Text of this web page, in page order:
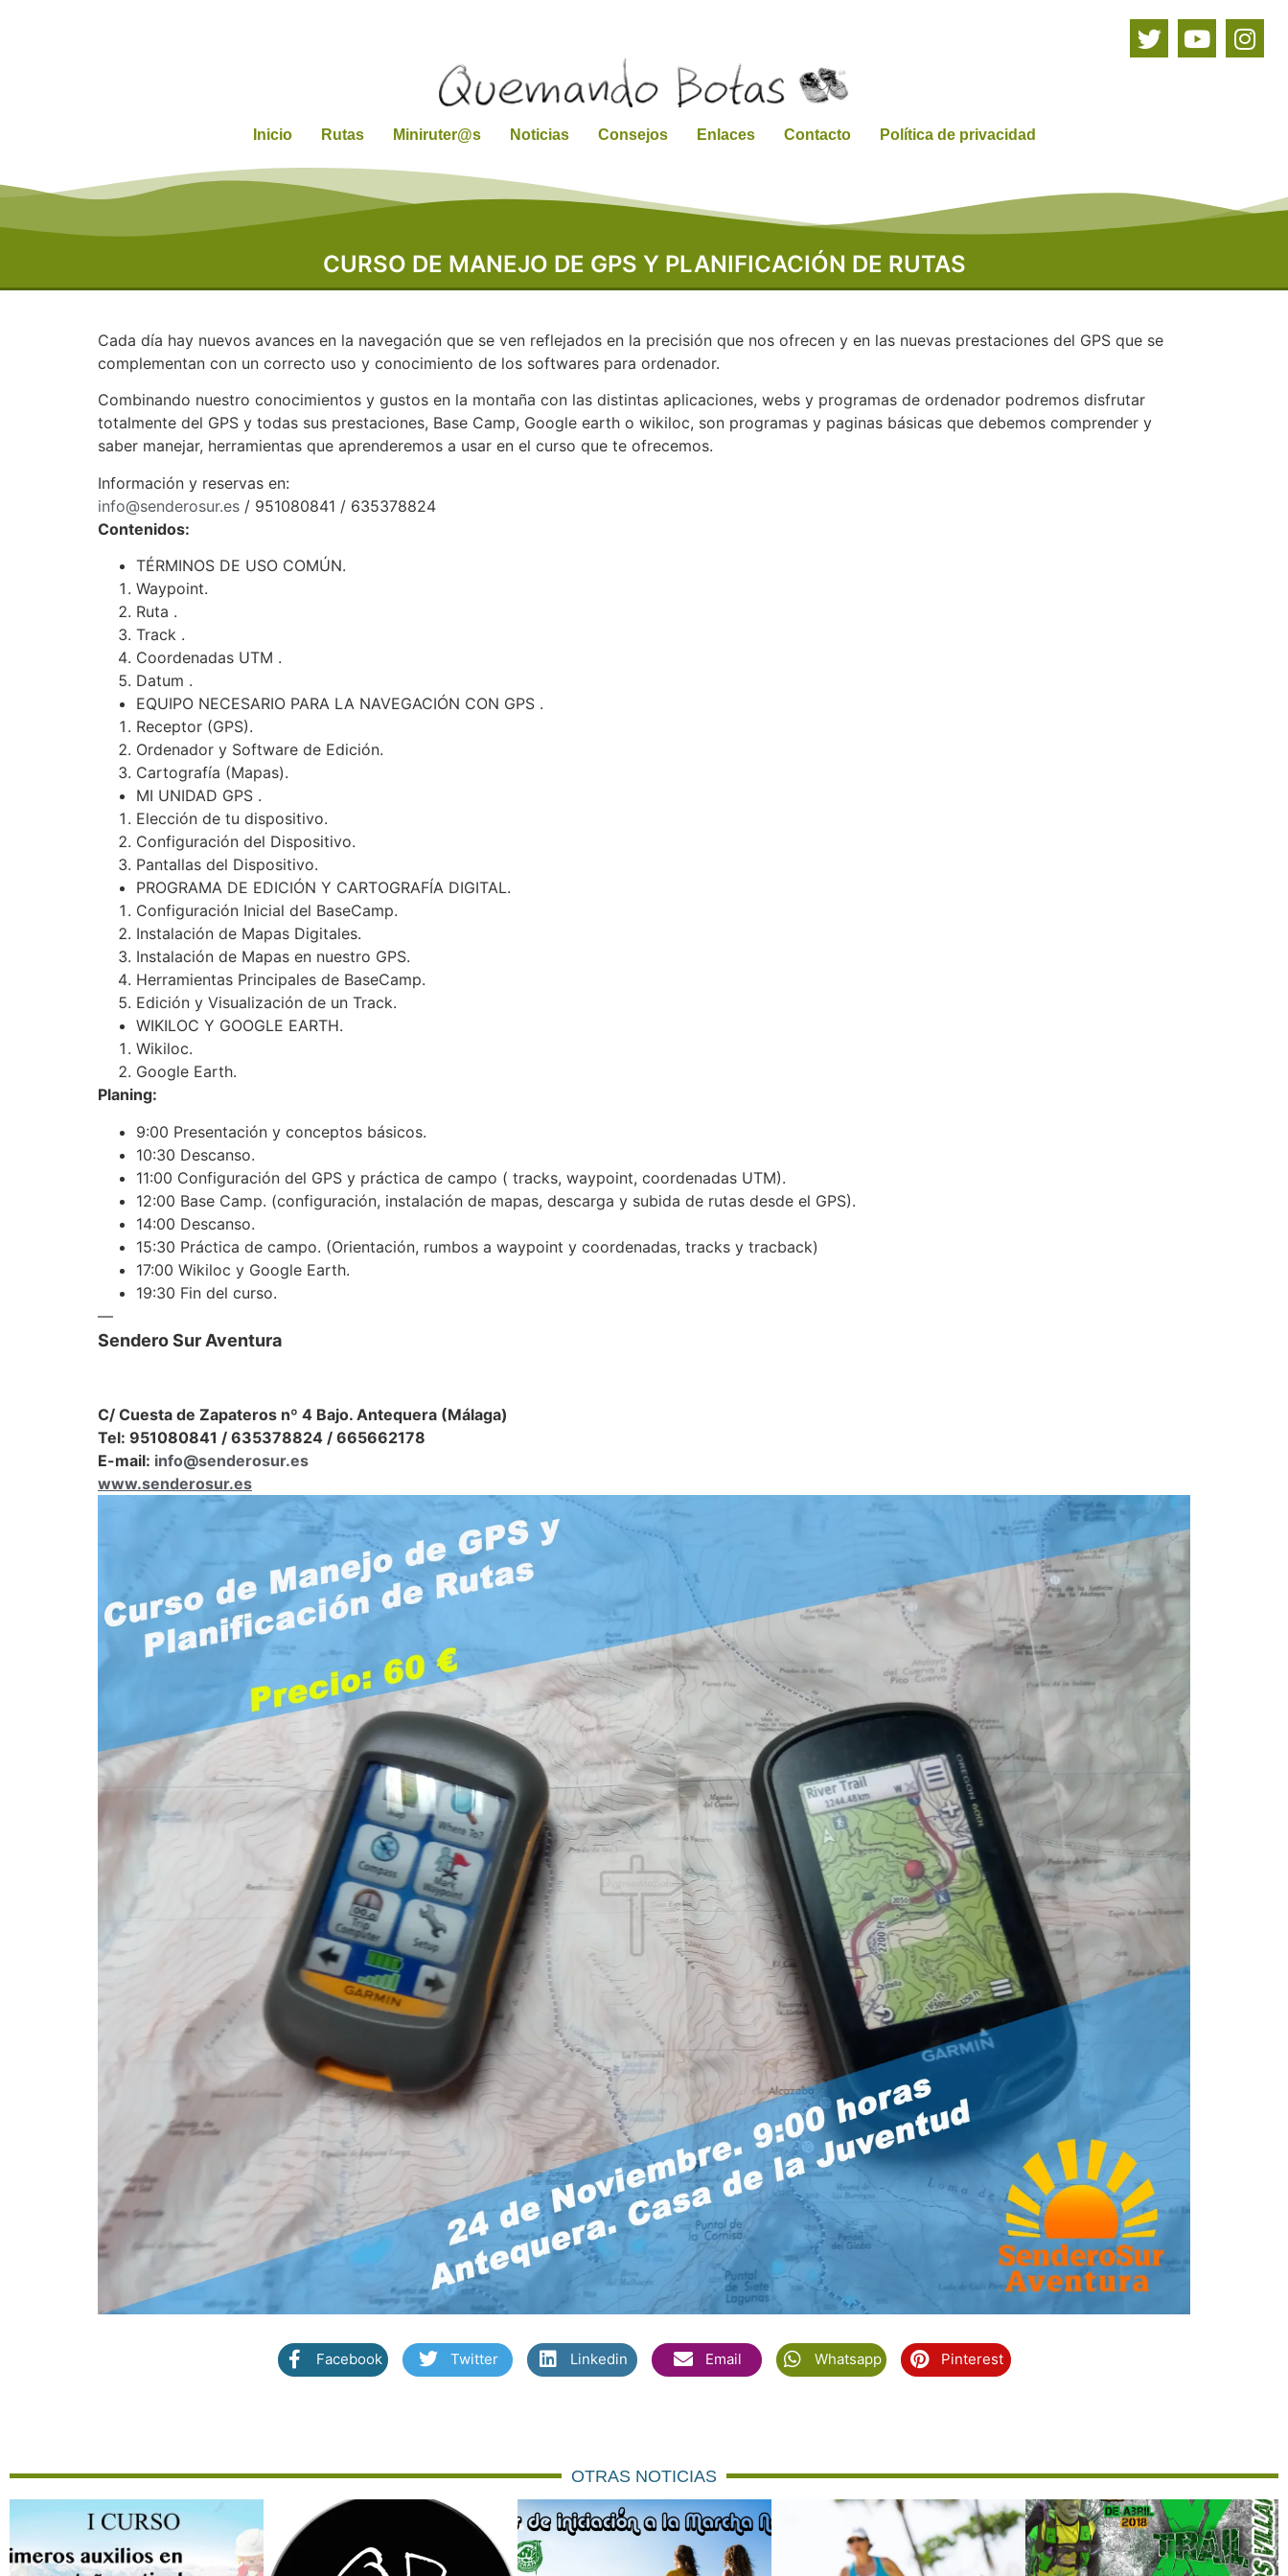
Inicio Rutas Miniruter@s Noticias Consejos Enlaces Contacto Política de privacidad
CURSO DE MANEJO DE GPS Y PLANIFICACIÓN DE RUTAS
Cada día hay nuevos avances en la navegación que se ven reflejados en la precisión que nos ofrecen y en las nuevas prestaciones del GPS que se
complementan con un correcto uso y conocimiento de los softwares para ordenador.
Combinando nuestro conocimientos y gustos en la montaña con las distintas aplicaciones, webs y programas de ordenador podremos disfrutar
totalmente del GPS y todas sus prestaciones, Base Camp, Google earth o wikiloc, son programas y paginas básicas que debemos comprender y
saber manejar, herramientas que aprenderemos a usar en el curso que te ofrecemos.
Información y reservas en:
info@senderosur.es / 951080841 / 635378824
Contenidos:
TÉRMINOS DE USO COMÚN.
Waypoint.
Ruta .
Track .
Coordenadas UTM .
Datum .
EQUIPO NECESARIO PARA LA NAVEGACIÓN CON GPS .
Receptor (GPS).
Ordenador y Software de Edición.
Cartografía (Mapas).
MI UNIDAD GPS .
Elección de tu dispositivo.
Configuración del Dispositivo.
Pantallas del Dispositivo.
PROGRAMA DE EDICIÓN Y CARTOGRAFÍA DIGITAL.
Configuración Inicial del BaseCamp.
Instalación de Mapas Digitales.
Instalación de Mapas en nuestro GPS.
Herramientas Principales de BaseCamp.
Edición y Visualización de un Track.
WIKILOC Y GOOGLE EARTH.
Wikiloc.
Google Earth.
Planing:
9:00 Presentación y conceptos básicos.
10:30 Descanso.
11:00 Configuración del GPS y práctica de campo ( tracks, waypoint, coordenadas UTM).
12:00 Base Camp. (configuración, instalación de mapas, descarga y subida de rutas desde el GPS).
14:00 Descanso.
15:30 Práctica de campo. (Orientación, rumbos a waypoint y coordenadas, tracks y tracback)
17:00 Wikiloc y Google Earth.
19:30 Fin del curso.
—
Sendero Sur Aventura
C/ Cuesta de Zapateros nº 4 Bajo. Antequera (Málaga)
Tel: 951080841 / 635378824 / 665662178
E-mail: info@senderosur.es
www.senderosur.es
Facebook Twitter Linkedin Email Whatsapp Pinterest
OTRAS NOTICIAS